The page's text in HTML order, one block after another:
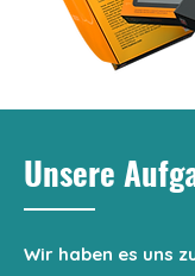
Unsere
Wir haben es uns